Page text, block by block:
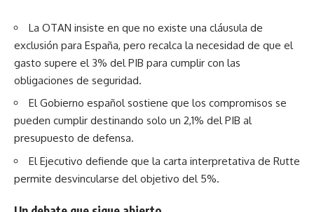
La OTAN insiste en que no existe una cláusula de
exclusión para España, pero recalca la necesidad de que el
gasto supere el 3% del PIB para cumplir con las
obligaciones de seguridad.
El Gobierno español sostiene que los compromisos se
pueden cumplir destinando solo un 2,1% del PIB al
presupuesto de defensa.
El Ejecutivo defiende que la carta interpretativa de Rutte
permite desvincularse del objetivo del 5%.